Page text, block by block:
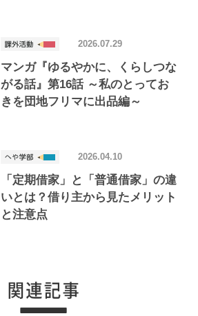
マンガ『ゆるやかに、くらしつな
がる話』第16話 ～私のとってお
きを団地フリマに出品編～
2026.07.29
「定期借家」と「普通借家」の違
いとは？借り主から見たメリット
と注意点
2026.04.10